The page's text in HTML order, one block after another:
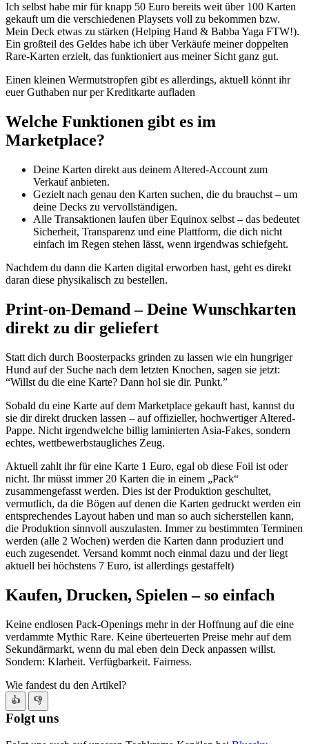
Ich selbst habe mir für knapp 50 Euro bereits weit über 100 Karten
gekauft um die verschiedenen Playsets voll zu bekommen bzw.
Mein Deck etwas zu stärken (Helping Hand & Babba Yaga FTW!).
Ein großteil des Geldes habe ich über Verkäufe meiner doppelten
Rare-Karten erzielt, das funktioniert aus meiner Sicht ganz gut.
Einen kleinen Wermutstropfen gibt es allerdings, aktuell könnt ihr
euer Guthaben nur per Kreditkarte aufladen
Welche Funktionen gibt es im
Marketplace?
Deine Karten direkt aus deinem Altered-Account zum
Verkauf anbieten.
Gezielt nach genau den Karten suchen, die du brauchst – um
deine Decks zu vervollständigen.
Alle Transaktionen laufen über Equinox selbst – das bedeutet
Sicherheit, Transparenz und eine Plattform, die dich nicht
einfach im Regen stehen lässt, wenn irgendwas schiefgeht.
Nachdem du dann die Karten digital erworben hast, geht es direkt
daran diese physikalisch zu bestellen.
Print-on-Demand – Deine Wunschkarten
direkt zu dir geliefert
Statt dich durch Boosterpacks grinden zu lassen wie ein hungriger
Hund auf der Suche nach dem letzten Knochen, sagen sie jetzt:
“Willst du die eine Karte? Dann hol sie dir. Punkt.”
Sobald du eine Karte auf dem Marketplace gekauft hast, kannst du
sie dir direkt drucken lassen – auf offizieller, hochwertiger Altered-
Pappe. Nicht irgendwelche billig laminierten Asia-Fakes, sondern
echtes, wettbewerbstaugliches Zeug.
Aktuell zahlt ihr für eine Karte 1 Euro, egal ob diese Foil ist oder
nicht. Ihr müsst immer 20 Karten die in einem „Pack“
zusammengefasst werden. Dies ist der Produktion geschultet,
vermutlich, da die Bögen auf denen die Karten gedruckt werden ein
entsprechendes Layout haben und man so auch sicherstellen kann,
die Produktion sinnvoll auszulasten. Immer zu bestimmten Terminen
werden (alle 2 Wochen) werden die Karten dann produziert und
euch zugesendet. Versand kommt noch einmal dazu und der liegt
aktuell bei höchstens 7 Euro, ist allerdings gestaffelt)
Kaufen, Drucken, Spielen – so einfach
Keine endlosen Pack-Openings mehr in der Hoffnung auf die eine
verdammte Mythic Rare. Keine überteuerten Preise mehr auf dem
Sekundärmarkt, wenn du mal eben dein Deck anpassen willst.
Sondern: Klarheit. Verfügbarkeit. Fairness.
Wie fandest du den Artikel?
👍 👎
Folgt uns